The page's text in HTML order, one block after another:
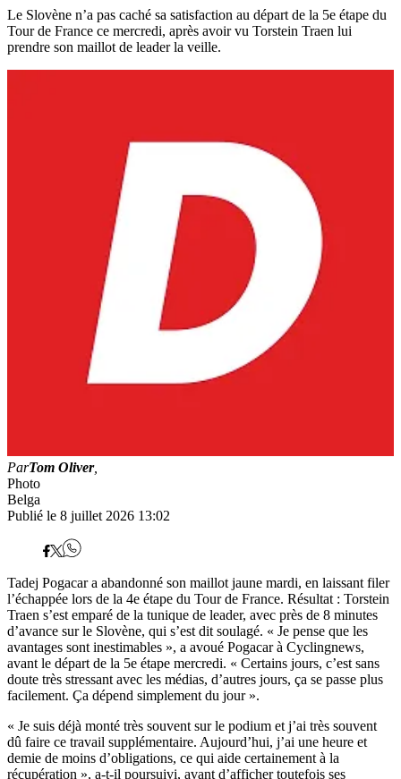
Le Slovène n’a pas caché sa satisfaction au départ de la 5e étape du
Tour de France ce mercredi, après avoir vu Torstein Traen lui
prendre son maillot de leader la veille.
ParTom Oliver,
Photo
Belga
Publié le 8 juillet 2026 13:02
Tadej Pogacar a abandonné son maillot jaune mardi, en laissant filer
l’échappée lors de la 4e étape du Tour de France. Résultat : Torstein
Traen s’est emparé de la tunique de leader, avec près de 8 minutes
d’avance sur le Slovène, qui s’est dit soulagé. « Je pense que les
avantages sont inestimables », a avoué Pogacar à Cyclingnews,
avant le départ de la 5e étape mercredi. « Certains jours, c’est sans
doute très stressant avec les médias, d’autres jours, ça se passe plus
facilement. Ça dépend simplement du jour ».
« Je suis déjà monté très souvent sur le podium et j’ai très souvent
dû faire ce travail supplémentaire. Aujourd’hui, j’ai une heure et
demie de moins d’obligations, ce qui aide certainement à la
récupération », a-t-il poursuivi, avant d’afficher toutefois ses